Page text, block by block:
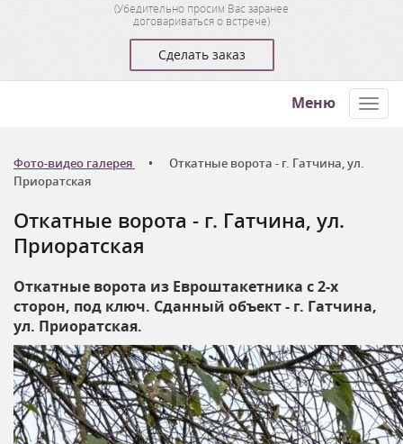
(Убедительно просим Вас заранее
договариваться о встрече)
Сделать заказ
Меню
Фото-видео галерея
Откатные ворота - г. Гатчина, ул.
Приоратская
Откатные ворота - г. Гатчина, ул.
Приоратская
Откатные ворота из Евроштакетника с 2-х
сторон, под ключ. Сданный объект - г. Гатчина,
ул. Приоратская.